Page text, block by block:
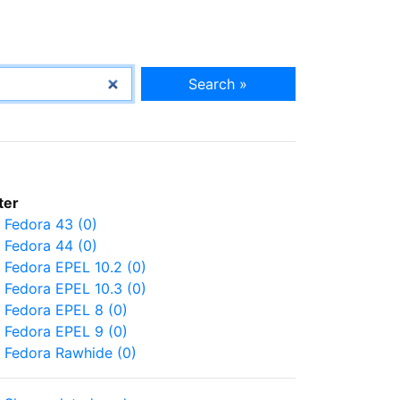
Search »
Fedora 43 (0)
Fedora 44 (0)
Fedora EPEL 10.2 (0)
Fedora EPEL 10.3 (0)
Fedora EPEL 8 (0)
Fedora EPEL 9 (0)
Fedora Rawhide (0)